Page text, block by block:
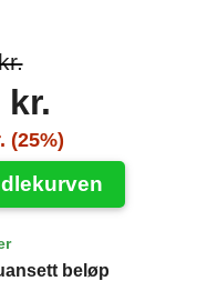
kr.
(25%)
beløp